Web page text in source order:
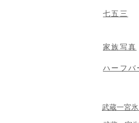
​七五三
家族写真
ハーフバ
武蔵一宮